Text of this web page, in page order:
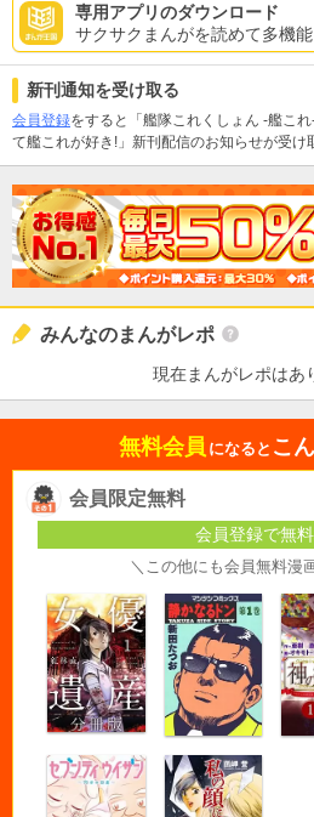
専用アプリのダウンロード
サクサクまんがを読めて多機能
新刊通知を受け取る
会員登録をすると「艦隊これくしょん -艦こ
て艦これが好き!」新刊配信のお知らせが受け
みんなのまんがレポ
現在まんがレポはあ
無料会員 になると こ
会員限定無料
会員登録で無
＼この他にも会員無料漫